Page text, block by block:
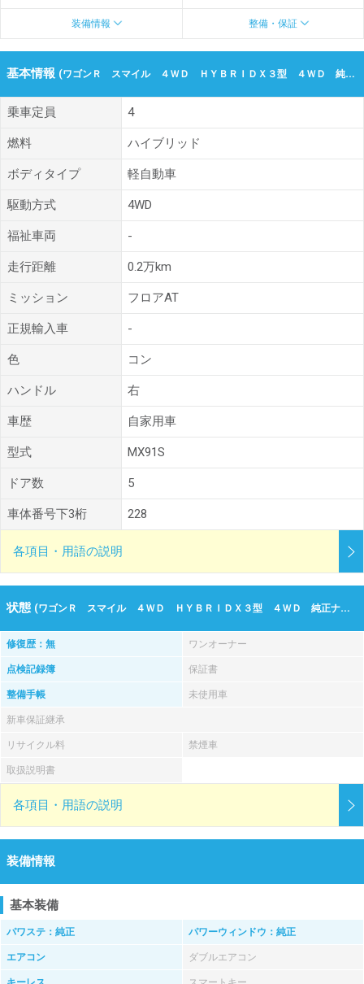
装備情報 整備・保証
基本情報 (ワゴンＲ スマイル ４ＷＤ ＨＹＢＲＩＤＸ３型 ４ＷＤ 純正ナビ 令和07年（2025年） 0.2万km 新潟県上越市)
乗車定員 4
燃料 ハイブリッド
ボディタイプ 軽自動車
駆動方式 4WD
福祉車両 -
走行距離 0.2万km
ミッション フロアAT
正規輸入車 -
色 コン
ハンドル 右
車歴 自家用車
型式 MX91S
ドア数 5
車体番号下3桁 228
各項目・用語の説明
状態 (ワゴンＲ スマイル ４ＷＤ ＨＹＢＲＩＤＸ３型 ４ＷＤ 純正ナビ 令和07年（2025年） 0.2万km 新潟県上越市)
修復歴：無 ワンオーナー
点検記録簿 保証書
整備手帳 未使用車
新車保証継承
リサイクル料 禁煙車
取扱説明書
各項目・用語の説明
装備情報
基本装備
パワステ：純正 パワーウィンドウ：純正
エアコン ダブルエアコン